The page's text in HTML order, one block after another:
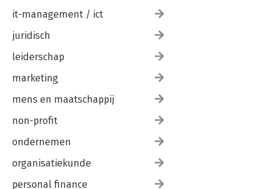
it-management / ict
juridisch
leiderschap
marketing
mens en maatschappij
non-profit
ondernemen
organisatiekunde
personal finance